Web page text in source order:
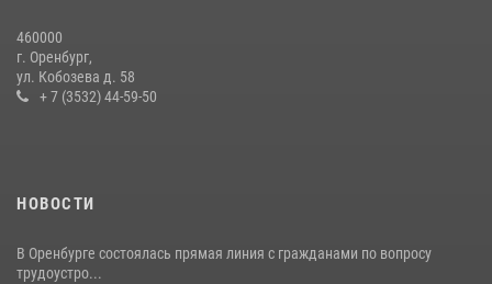
В Оренбурге росгвардейцы обеспечили правопорядок во время
проведения футбольного матча
03 августа 2026, 16:40
460000
г. Оренбург,
ул. Кобозева д. 58
+ 7 (3532) 44-59-50
НОВОСТИ
В Оренбурге состоялась прямая линия с гражданами по вопросу
трудоустро...